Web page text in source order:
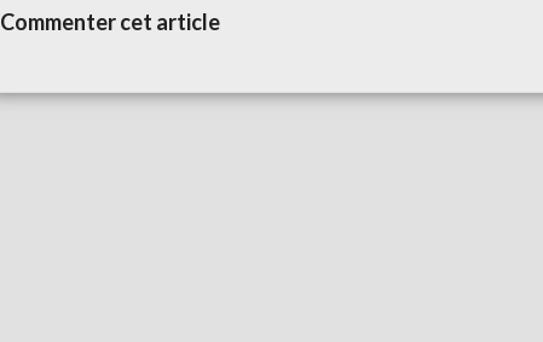
Commenter cet article